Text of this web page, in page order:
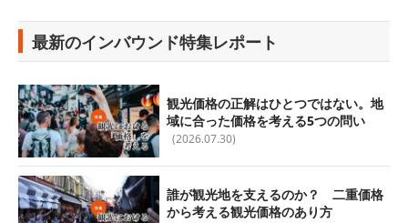
最新のインバウンド特集レポート
観光価格の正解はひとつではない。地
域に合った価格を考える5つの問い
(2026.07.30)
誰が観光地を支えるのか？ 二重価格
から考える観光価格のあり方